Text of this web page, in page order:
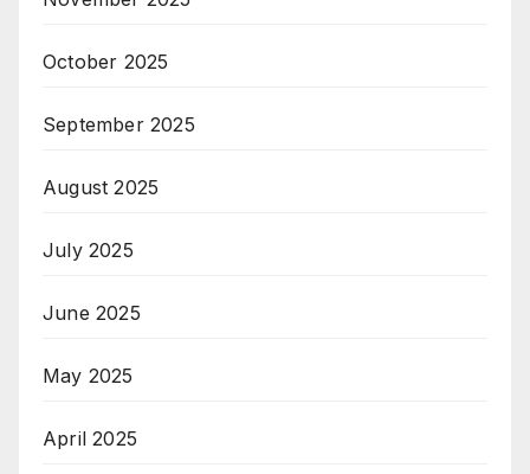
October 2025
September 2025
August 2025
July 2025
June 2025
May 2025
April 2025